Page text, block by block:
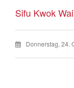
Sifu Kwok
Donnerstag, 24.